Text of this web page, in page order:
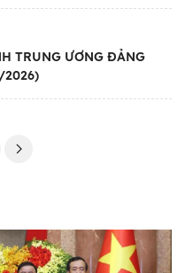
TRUNG ƯƠNG ĐẢNG